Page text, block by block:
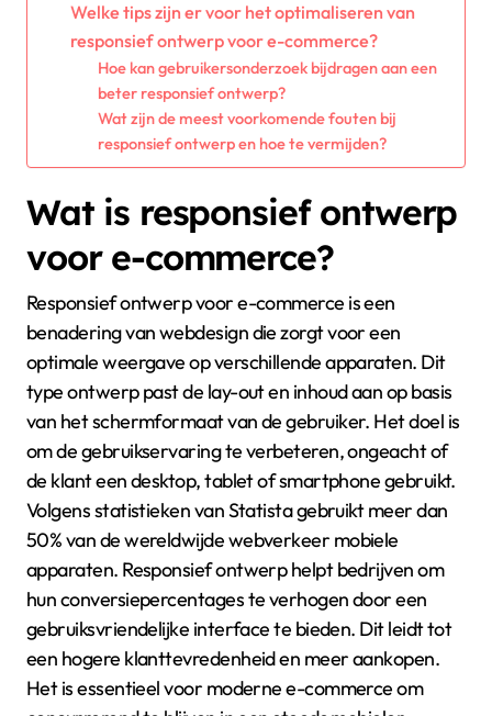
Welke tips zijn er voor het optimaliseren van
responsief ontwerp voor e-commerce?
Hoe kan gebruikersonderzoek bijdragen aan een
beter responsief ontwerp?
Wat zijn de meest voorkomende fouten bij
responsief ontwerp en hoe te vermijden?
Wat is responsief ontwerp
voor e-commerce?
Responsief ontwerp voor e-commerce is een
benadering van webdesign die zorgt voor een
optimale weergave op verschillende apparaten. Dit
type ontwerp past de lay-out en inhoud aan op basis
van het schermformaat van de gebruiker. Het doel is
om de gebruikservaring te verbeteren, ongeacht of
de klant een desktop, tablet of smartphone gebruikt.
Volgens statistieken van Statista gebruikt meer dan
50% van de wereldwijde webverkeer mobiele
apparaten. Responsief ontwerp helpt bedrijven om
hun conversiepercentages te verhogen door een
gebruiksvriendelijke interface te bieden. Dit leidt tot
een hogere klanttevredenheid en meer aankopen.
Het is essentieel voor moderne e-commerce om